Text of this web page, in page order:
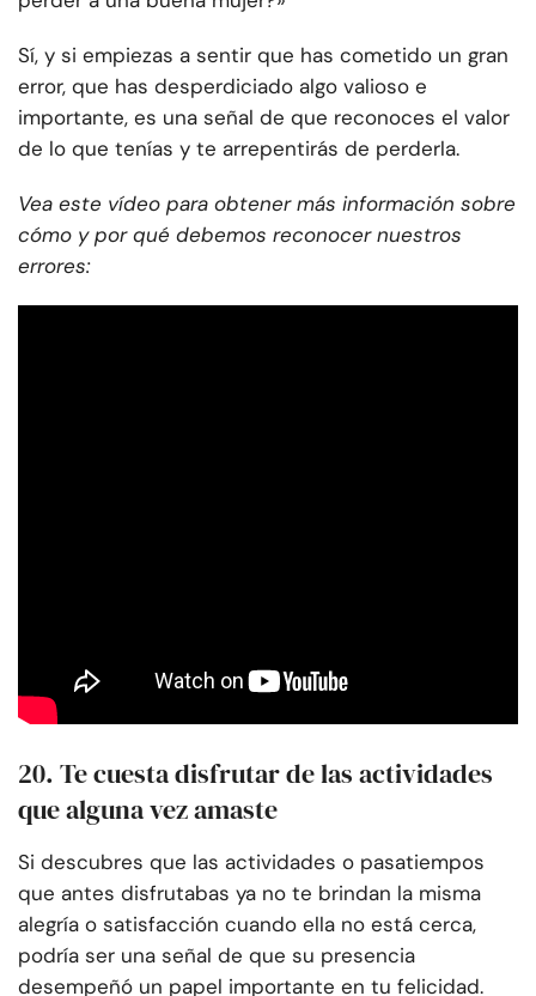
Sí, y si empiezas a sentir que has cometido un gran
error, que has desperdiciado algo valioso e
importante, es una señal de que reconoces el valor
de lo que tenías y te arrepentirás de perderla.
Vea este vídeo para obtener más información sobre
cómo y por qué debemos reconocer nuestros
errores:
20. Te cuesta disfrutar de las actividades
que alguna vez amaste
Si descubres que las actividades o pasatiempos
que antes disfrutabas ya no te brindan la misma
alegría o satisfacción cuando ella no está cerca,
podría ser una señal de que su presencia
desempeñó un papel importante en tu felicidad.